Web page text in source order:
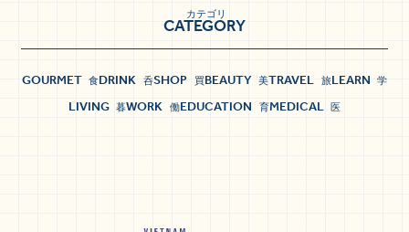
CATEGORY
カテゴリ
GOURMET 食DRINK 呑SHOP 買BEAUTY 美TRAVEL 旅LEARN 学
LIVING 暮WORK 働EDUCATION 育MEDICAL 医